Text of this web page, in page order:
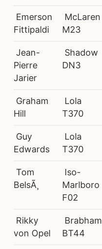
Emerson
Fittipaldi
McLaren
M23
Jean-
Pierre
Jarier
Shadow
DN3
Graham
Hill
Lola
T370
Guy
Edwards
Lola
T370
Tom
BelsÃ¸
Iso-
Marlboro
F02
Rikky
von Opel
Brabham
BT44